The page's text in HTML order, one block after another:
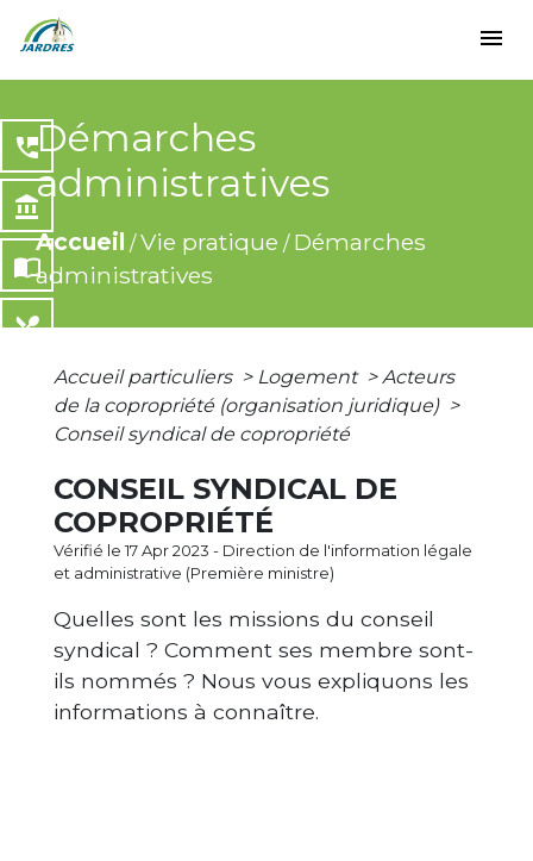
menu
Démarches
administratives
Accueil /Vie pratique / Démarches
administratives
perm_phone_msg
account_balance
import_contacts
local_dining
Accueil particuliers > Logement > Acteurs
de la copropriété (organisation juridique) >
Conseil syndical de copropriété
CONSEIL SYNDICAL DE
COPROPRIÉTÉ
Vérifié le 17 Apr 2023 - Direction de l'information légale
et administrative (Première ministre)
Quelles sont les missions du conseil
syndical ? Comment ses membre sont-
ils nommés ? Nous vous expliquons les
informations à connaître.